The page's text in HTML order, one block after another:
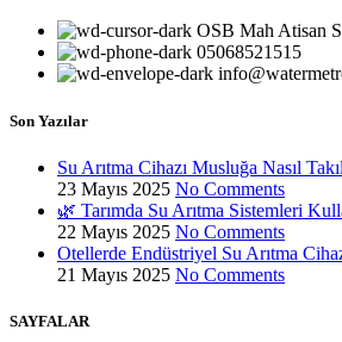
OSB Mah Atisan
05068521515
Son Yazılar
Su Arıtma Cihazı Musluğa Nasıl
23 Mayıs 2025 No Comments
🌿 Tarımda Su Arıtma Sistemleri
22 Mayıs 2025 No Comments
Otellerde Endüstriyel Su Arıtma
21 Mayıs 2025 No Comments
SAYFALAR